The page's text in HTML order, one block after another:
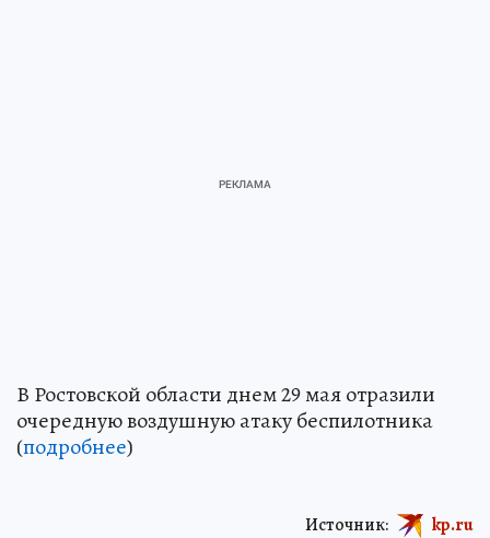
В Ростовской области днем 29 мая отразили
очередную воздушную атаку беспилотника
(подробнее)
Источник: kp.ru